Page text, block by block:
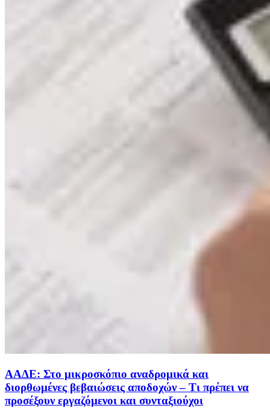
ΑΑΔΕ: Στο μικροσκόπιο αναδρομικά και
διορθωμένες βεβαιώσεις αποδοχών – Τι πρέπει να
προσέξουν εργαζόμενοι και συνταξιούχοι